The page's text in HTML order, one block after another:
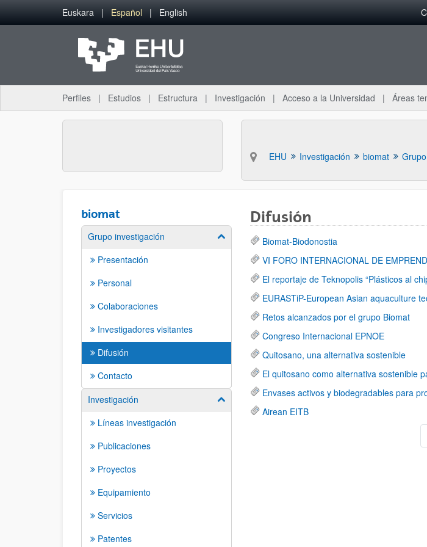
Saltar al contenido principal
Euskara Español English
Perfiles Estudios Estructura Investigación Acceso a la Universidad Áreas
EHU Investigación biomat
biomat
Grupo investigación Mostrar/ocultar subpáginas
Presentación
Personal
Colaboraciones
Investigadores visitantes
Difusión
Contacto
Investigación
Mostrar/ocultar subpáginas
Líneas investigación
Publicaciones
Proyectos
Equipamiento
Servicios
Patentes
Difusión
Biomat-Biodonostia
VI FORO INTERNACIONAL DE
El reportaje de Teknopolis “Plásticos al
EURASTiP-European Asian aquaculture
Retos alcanzados por el grupo Biomat
Congreso Internacional EPNOE
Quitosano, una alternativa sostenible
El quitosano como alternativa sostenible
Envases activos y biodegradables para
Airean EITB